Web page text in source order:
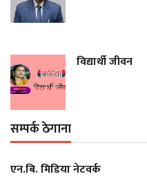
विद्यार्थी जीवन
सम्पर्क ठेगाना
एन‍.बि. मिडिया नेटवर्क